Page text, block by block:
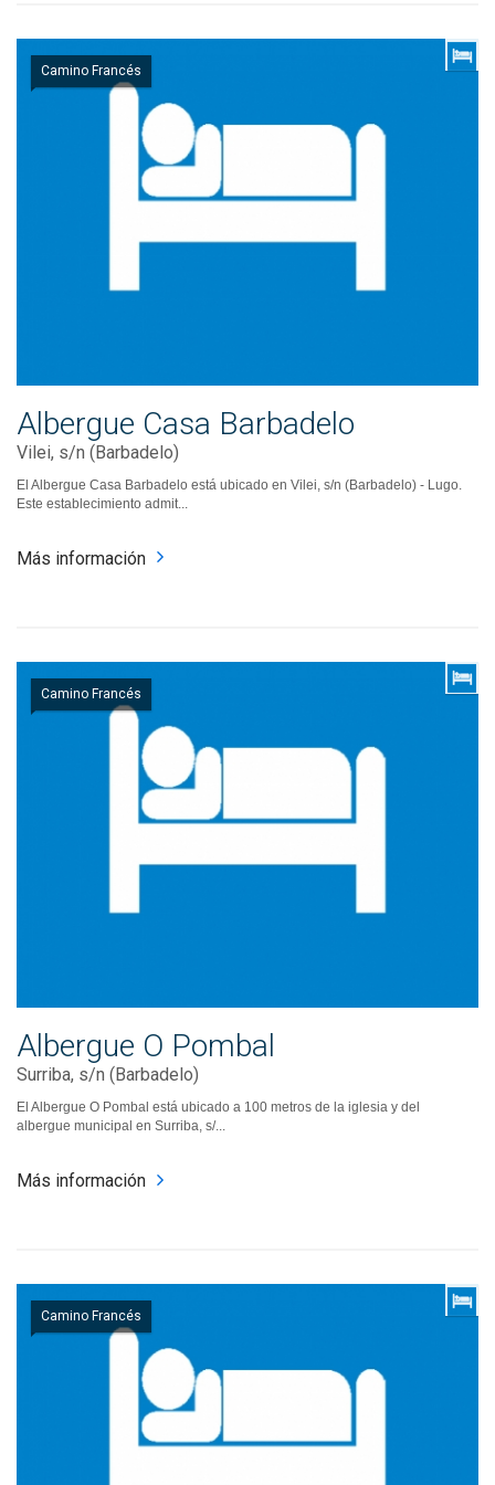
Camino Francés
Albergue Casa Barbadelo
Vilei, s/n (Barbadelo)
El Albergue Casa Barbadelo está ubicado en Vilei, s/n (Barbadelo) - Lugo.
Este establecimiento admit...
Más información
Camino Francés
Albergue O Pombal
Surriba, s/n (Barbadelo)
El Albergue O Pombal está ubicado a 100 metros de la iglesia y del
albergue municipal en Surriba, s/...
Más información
Camino Francés